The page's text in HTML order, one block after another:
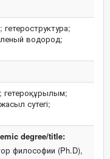
водород;
гетероқұрылым;
сутегі;
degree/title:
философии (Ph.D),